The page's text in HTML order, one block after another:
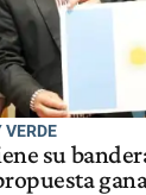
VERDE
su